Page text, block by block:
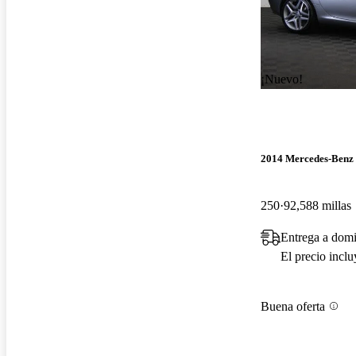
¡Nuevo!
2014 Mercedes-
250 92,588 millas
Entrega a
El precio
Buena oferta